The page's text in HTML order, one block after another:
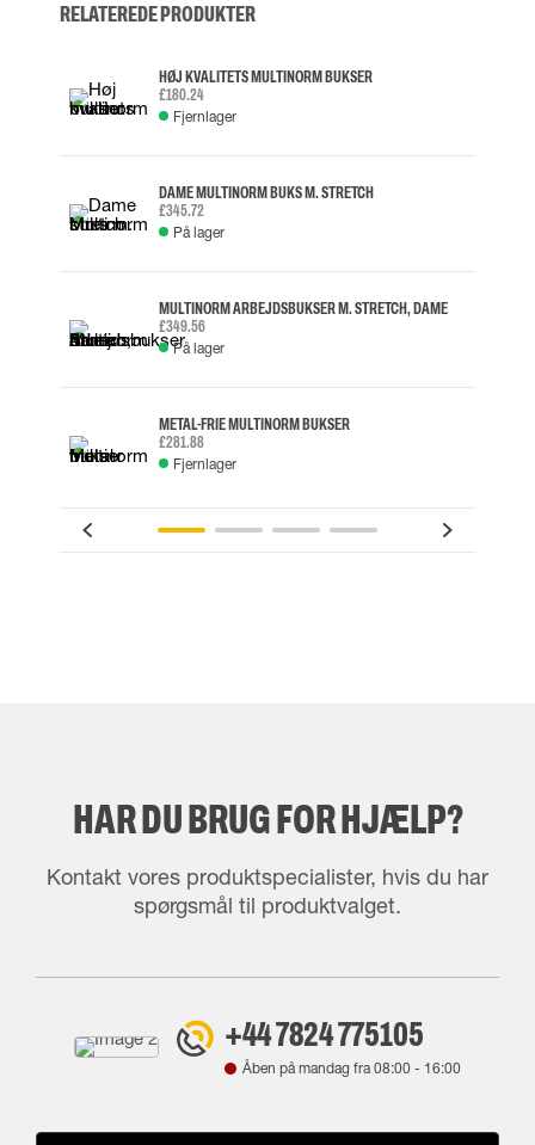
RELATEREDE PRODUKTER
HØJ KVALITETS MULTINORM BUKSER
£180.24
Fjernlager
DAME MULTINORM BUKS M. STRETCH
£345.72
På lager
MULTINORM ARBEJDSBUKSER M. STRETCH, DAME
£349.56
På lager
METAL-FRIE MULTINORM BUKSER
£281.88
Fjernlager
HAR DU BRUG FOR HJÆLP?
Kontakt vores produktspecialister, hvis du har
spørgsmål til produktvalget.
+44 7824 775105
Åben på mandag fra08:00 - 16:00